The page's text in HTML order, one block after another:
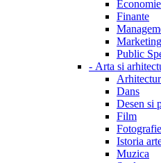
Economie
Finante
Marketing
Public
- Arta si
Dans
Desen si
Film
Fotografie
Istoria
Muzica